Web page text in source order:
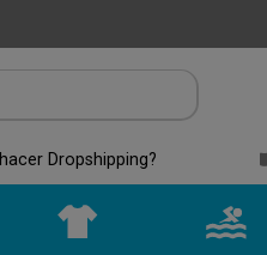
Dropshipping?